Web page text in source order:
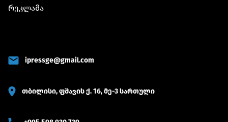
რეკლამა
ipressge@gmail.com
თბილისი, ფშავის ქ. 16, მე-3 სართული